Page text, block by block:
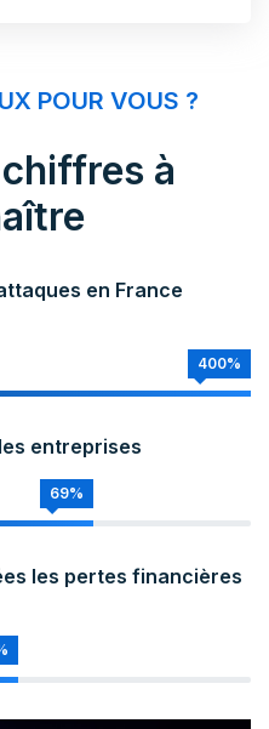
POUR VOUS ?
à
en France
400%
entreprises
69%
les pertes financières